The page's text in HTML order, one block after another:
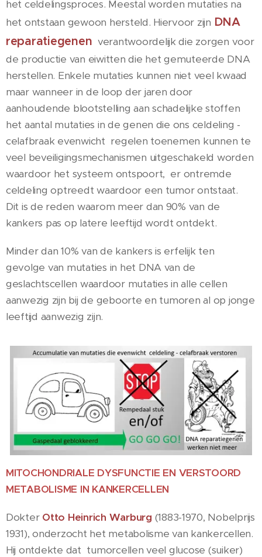
het celdelingsproces. Meestal worden mutaties na
het ontstaan gewoon hersteld. Hiervoor zijn DNA
reparatiegenen verantwoordelijk die zorgen voor
de productie van eiwitten die het gemuteerde DNA
herstellen. Enkele mutaties kunnen niet veel kwaad
maar wanneer in de loop der jaren door
aanhoudende blootstelling aan schadelijke stoffen
het aantal mutaties in de genen die ons celdeling -
celafbraak evenwicht regelen toenemen kunnen te
veel beveiligingsmechanismen uitgeschakeld worden
waardoor het systeem ontspoort, er ontremde
celdeling optreedt waardoor een tumor ontstaat.
Dit is de reden waarom meer dan 90% van de
kankers pas op latere leeftijd wordt ontdekt.
Minder dan 10% van de kankers is erfelijk ten
gevolge van mutaties in het DNA van de
geslachtscellen waardoor mutaties in alle cellen
aanwezig zijn bij de geboorte en tumoren al op jonge
leeftijd aanwezig zijn.
MITOCHONDRIALE DYSFUNCTIE EN VERSTOORD
METABOLISME IN KANKERCELLEN
Dokter Otto Heinrich Warburg (1883-1970, Nobelprijs
1931), onderzocht het metabolisme van kankercellen.
Hij ontdekte dat tumorcellen veel glucose (suiker)